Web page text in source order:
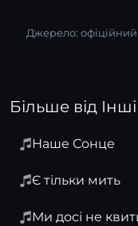
Джерело: офіційний
Більше від Інші
Наше Сонце
Є тільки мить
Ми досі не